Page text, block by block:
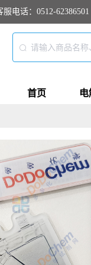
电话：0512-62386501
首页